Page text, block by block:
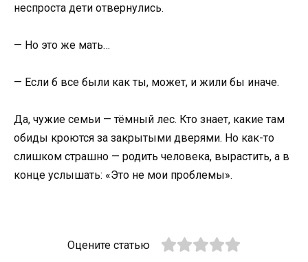
неспроста дети отвернулись.
— Но это же мать…
— Если б все были как ты, может, и жили бы иначе.
Да, чужие семьи — тёмный лес. Кто знает, какие там
обиды кроются за закрытыми дверями. Но как-то
слишком страшно — родить человека, вырастить, а в
конце услышать: «Это не мои проблемы».
Оцените статью